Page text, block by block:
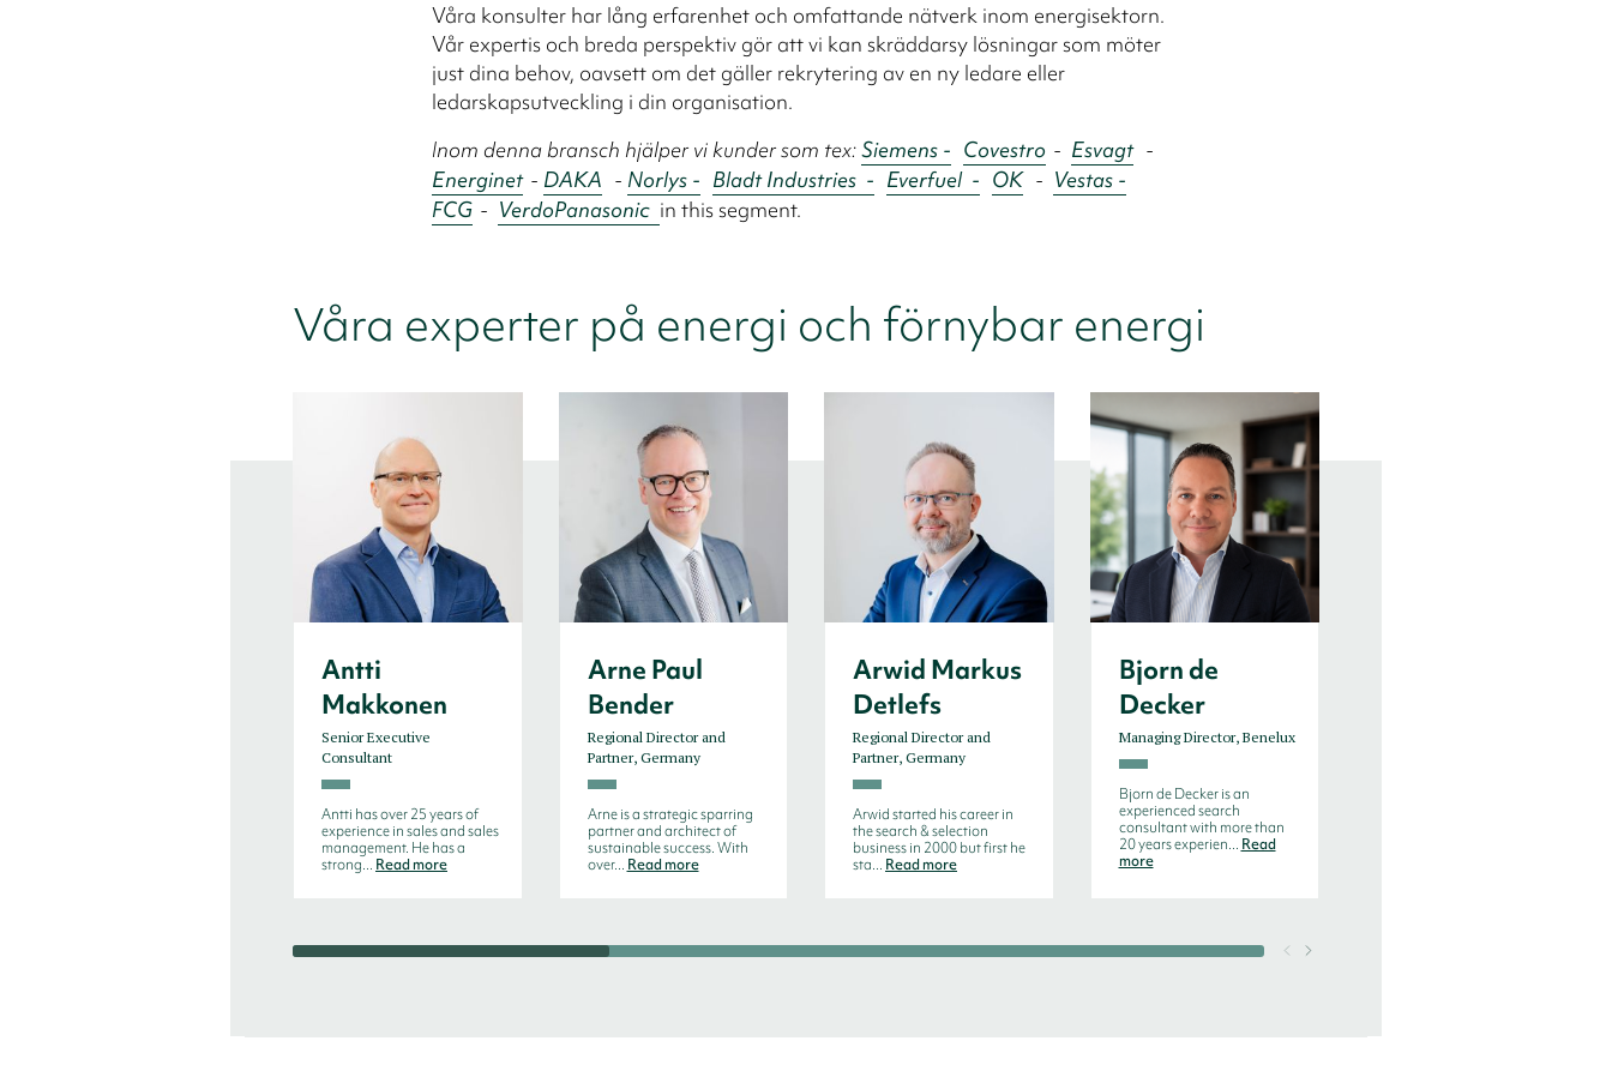
Våra konsulter har lång erfarenhet och omfattande nätverk inom energisektorn.
Vår expertis och breda perspektiv gör att vi kan skräddarsy lösningar som möter
just dina behov, oavsett om det gäller rekrytering av en ny ledare eller
ledarskapsutveckling i din organisation.
Inom denna bransch hjälper vi kunder som tex:Siemens - Covestro - Esvagt -
Energinet - DAKA - Norlys - Bladt Industries - Everfuel - OK - Vestas -
FCG - VerdoPanasonic in this segment.
Våra experter på energi och förnybar energi
Antti
Makkonen
Senior Executive
Consultant
Antti has over 25 years of
experience in sales and sales
management. He has a
strong... Read more
Arne Paul
Bender
Regional Director and
Partner, Germany
Arne is a strategic sparring
partner and architect of
sustainable success. With
over... Read more
Arwid Markus
Detlefs
Regional Director and
Partner, Germany
Arwid started his career in
the search & selection
business in 2000 but first he
sta... Read more
Bjorn de
Decker
Managing Director, Benelux
Bjorn de Decker is an
experienced search
consultant with more than
20 years experien... Read
more